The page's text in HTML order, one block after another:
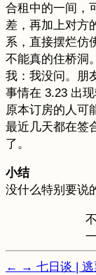
合租中的一间，
差，再加上对方
系，直接摆烂仿
不能真的住桥洞
我：我没问。朋
事情在 3.23 出
原本订房的人可
最近几天都在签
了。
小结
没什么特别要
← → 七日谈 |